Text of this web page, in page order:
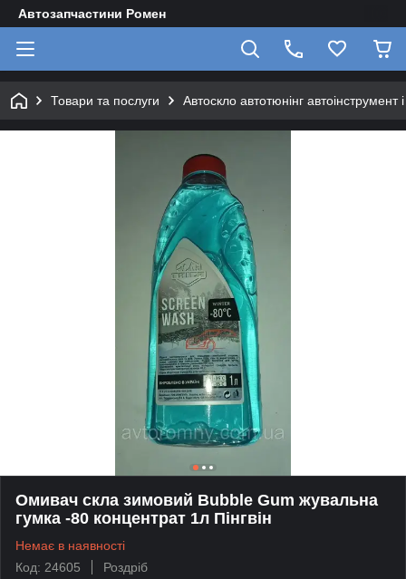
Автозапчастини Ромен
Товари та послуги Автоскло автотюнінг автоінструмент
Омивач скла зимовий Bubble Gum жувальна
гумка -80 концентрат 1л Пінгвін
Немає в наявності
Код: 24605
Роздріб